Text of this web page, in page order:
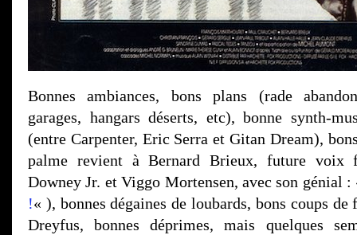
Bonnes ambiances, bons plans (rade
garages, hangars déserts, etc), bonne synth-
(entre Carpenter, Eric Serra et Gitan Dream),
palme revient à Bernard Brieux, future voix
Downey Jr. et Viggo Mortensen, avec son génial
!« ), bonnes dégaines de loubards, bons coups de
Dreyfus, bonnes déprimes, mais quelques